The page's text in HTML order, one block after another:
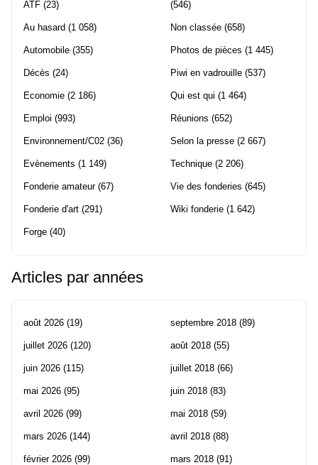
ATF (23)
Au hasard (1 058)
Automobile (355)
Décès (24)
Economie (2 186)
Emploi (993)
Environnement/C02 (36)
Evènements (1 149)
Fonderie amateur(67)
Fonderie d'art (291)
Forge (40)
(546)
Non classée (658)
Photos de pièces (1 445)
Piwi en vadrouille (537)
Qui est qui (1 464)
Réunions (652)
Selon la presse (2 667)
Technique (2 206)
Vie des fonderies (645)
Wiki fonderie (1 642)
Articles par années
août 2026 (19)
juillet 2026 (120)
juin 2026 (115)
mai 2026 (95)
avril 2026 (99)
mars 2026 (144)
février 2026 (99)
septembre 2018 (89)
août 2018 (55)
juillet 2018 (66)
juin 2018 (83)
mai 2018 (59)
avril 2018 (88)
mars 2018 (91)